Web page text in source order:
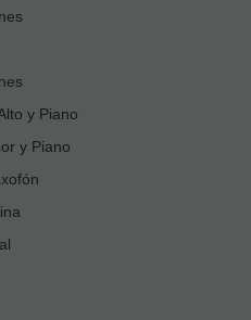
y Piano
y Piano